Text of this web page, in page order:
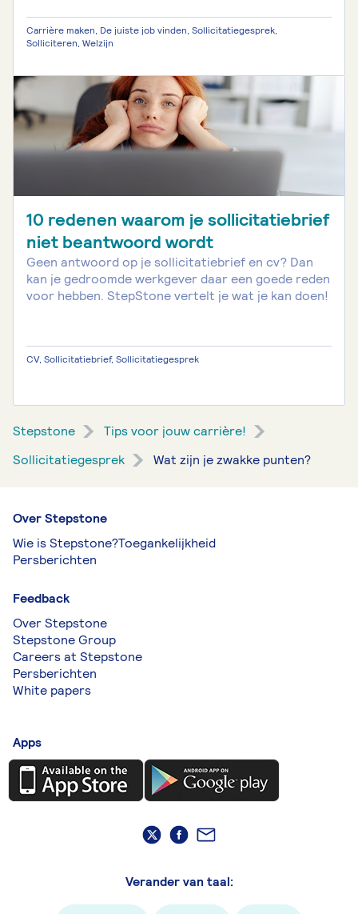
Carrière maken, De juiste job vinden, Sollicitatiegesprek,
Solliciteren, Welzijn
10 redenen waarom je sollicitatiebrief
niet beantwoord wordt
Geen antwoord op je sollicitatiebrief en cv? Dan
kan je gedroomde werkgever daar een goede reden
voor hebben. StepStone vertelt je wat je kan doen!
CV, Sollicitatiebrief, Sollicitatiegesprek
Stepstone
Tips voor jouw carrière!
Sollicitatiegesprek
Wat zijn je zwakke punten?
Over Stepstone
Wie is Stepstone?
Persberichten
Toegankelijkheid
Feedback
Over Stepstone
Stepstone Group
Careers at Stepstone
Persberichten
White papers
Apps
Verander van taal: